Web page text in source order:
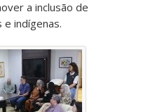
a inclusão de
indígenas.